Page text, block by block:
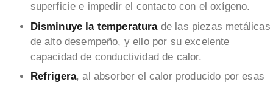
superficie e impedir el contacto con el oxígeno.
Disminuye la temperaturade las piezas metálicas
de alto desempeño, y ello por su excelente
capacidad de conductividad de calor.
Refrigera, al absorber el calor producido por esas